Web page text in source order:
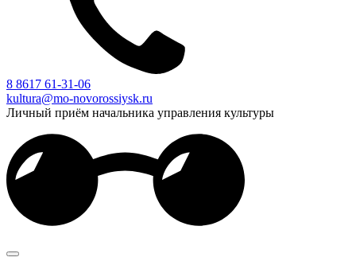
8 8617 61-31-06
kultura@mo-novorossiysk.ru
Личный приём начальника управления культуры